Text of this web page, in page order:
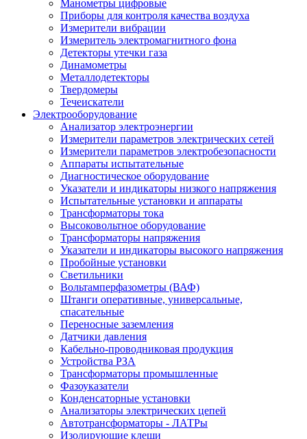
Манометры цифровые
Приборы для контроля качества воздуха
Измерители вибрации
Измеритель электромагнитного фона
Детекторы утечки газа
Динамометры
Металлодетекторы
Твердомеры
Течеискатели
Электрооборудование
Анализатор электроэнергии
Измерители параметров электрических сетей
Измерители параметров электробезопасности
Аппараты испытательные
Диагностическое оборудование
Указатели и индикаторы низкого напряжения
Испытательные установки и аппараты
Трансформаторы тока
Высоковольтное оборудование
Трансформаторы напряжения
Указатели и индикаторы высокого напряжения
Пробойные установки
Светильники
Вольтамперфазометры (ВАФ)
Штанги оперативные, универсальные,
спасательные
Переносные заземления
Датчики давления
Кабельно-проводниковая продукция
Устройства РЗА
Трансформаторы промышленные
Фазоуказатели
Конденсаторные установки
Анализаторы электрических цепей
Автотрансформаторы - ЛАТРы
Изолирующие клещи